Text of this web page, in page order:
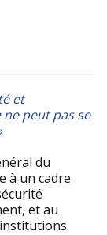
et
ne peut pas se
du
à un cadre
et au